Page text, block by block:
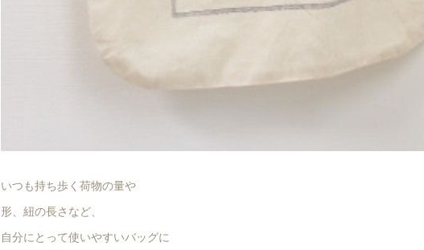
いつも持ち歩く荷物の量や
形、紐の長さなど、
自分にとって使いやすいバッグに